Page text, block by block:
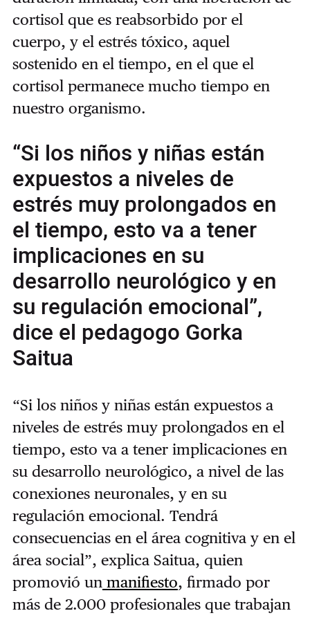
cortisol que es reabsorbido por el
cuerpo, y el estrés tóxico, aquel
sostenido en el tiempo, en el que el
cortisol permanece mucho tiempo en
nuestro organismo.
“Si los niños y niñas están
expuestos a niveles de
estrés muy prolongados en
el tiempo, esto va a tener
implicaciones en su
desarrollo neurológico y en
su regulación emocional”,
dice el pedagogo Gorka
Saitua
“Si los niños y niñas están expuestos a
niveles de estrés muy prolongados en el
tiempo, esto va a tener implicaciones en
su desarrollo neurológico, a nivel de las
conexiones neuronales, y en su
regulación emocional. Tendrá
consecuencias en el área cognitiva y en el
área social”, explica Saitua, quien
promovió un manifiesto, firmado por
más de 2.000 profesionales que trabajan